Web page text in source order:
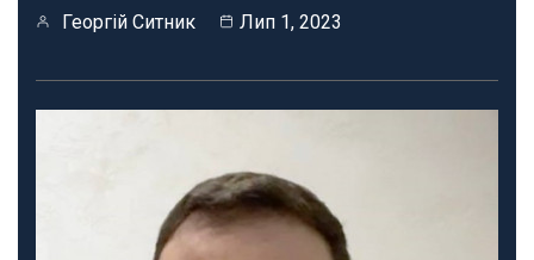
Георгій Ситник Лип 1, 2023